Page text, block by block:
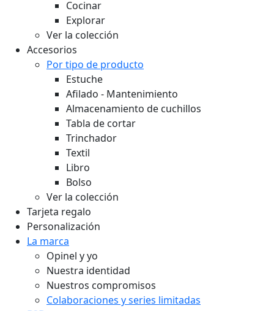
Cocinar
Explorar
Ver la colección
Accesorios
Por tipo de producto
Estuche
Afilado - Mantenimiento
Almacenamiento de cuchillos
Tabla de cortar
Trinchador
Textil
Libro
Bolso
Ver la colección
Tarjeta regalo
Personalización
La marca
Opinel y yo
Nuestra identidad
Nuestros compromisos
Colaboraciones y series limitadas